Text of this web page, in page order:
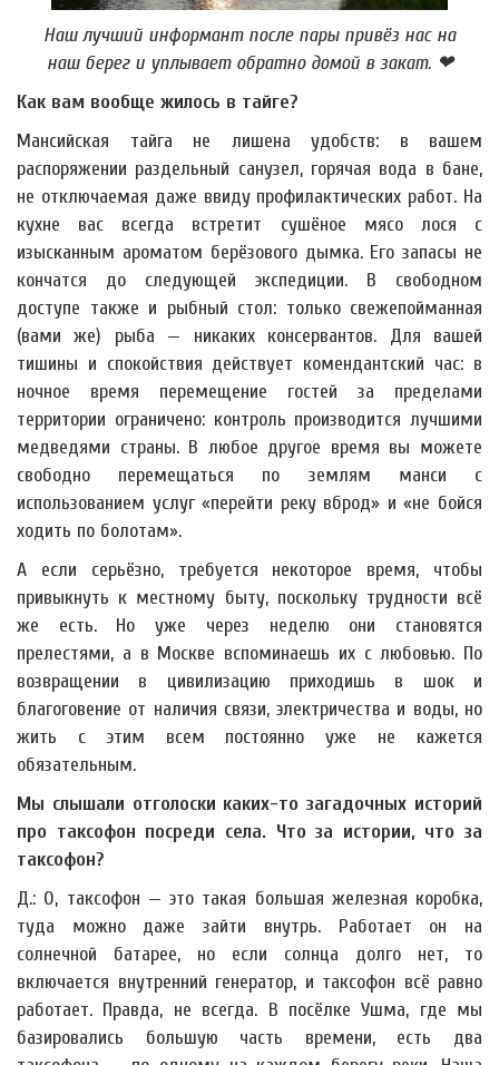
Наш лучший информант после пары привёз нас на
наш берег и уплывает обратно домой в закат. ❤
Как вам вообще жилось в тайге?
Мансийская тайга не лишена удобств: в вашем
распоряжении раздельный санузел, горячая вода в бане,
не отключаемая даже ввиду профилактических работ. На
кухне вас всегда встретит сушёное мясо лося с
изысканным ароматом берёзового дымка. Его запасы не
кончатся до следующей экспедиции. В свободном
доступе также и рыбный стол: только свежепойманная
(вами же) рыба — никаких консервантов. Для вашей
тишины и спокойствия действует комендантский час: в
ночное время перемещение гостей за пределами
территории ограничено: контроль производится лучшими
медведями страны. В любое другое время вы можете
свободно перемещаться по землям манси с
использованием услуг «перейти реку вброд» и «не бойся
ходить по болотам».
А если серьёзно, требуется некоторое время, чтобы
привыкнуть к местному быту, поскольку трудности всё
же есть. Но уже через неделю они становятся
прелестями, а в Москве вспоминаешь их с любовью. По
возвращении в цивилизацию приходишь в шок и
благоговение от наличия связи, электричества и воды, но
жить с этим всем постоянно уже не кажется
обязательным.
Мы слышали отголоски каких-то загадочных историй
про таксофон посреди села. Что за истории, что за
таксофон?
Д.: О, таксофон — это такая большая железная коробка,
туда можно даже зайти внутрь. Работает он на
солнечной батарее, но если солнца долго нет, то
включается внутренний генератор, и таксофон всё равно
работает. Правда, не всегда. В посёлке Ушма, где мы
базировались большую часть времени, есть два